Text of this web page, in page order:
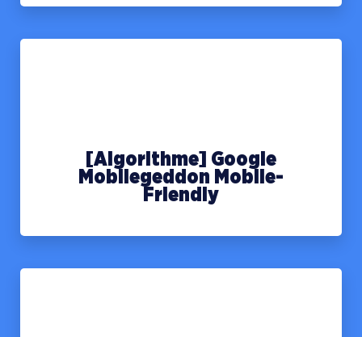
[Algorithme] Google
Mobilegeddon Mobile-
Friendly